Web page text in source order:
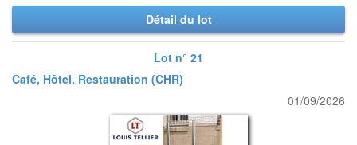
Détail du lot
Lot n° 21
Café, Hôtel, Restauration (CHR)
01/09/2026